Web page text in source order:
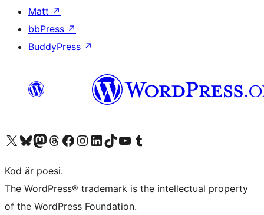
Matt ↗
bbPress ↗
BuddyPress ↗
Besök vår X-konto (f.d. Twitter)
Besök vårt Bluesky-konto
Besök vårt Mastodon-konto
Besök vårt Thread-konto
Besök vår Facebook-sidaBesök vårt Instagram-konto
Besök vårt LinkedIn-konto
Besök vårt TikTok-konto
Besök vår YouTube-kanalBesök vårt Tumblr-konto
Kod är poesi.
The WordPress® trademark is the intellectual property
of the WordPress Foundation.